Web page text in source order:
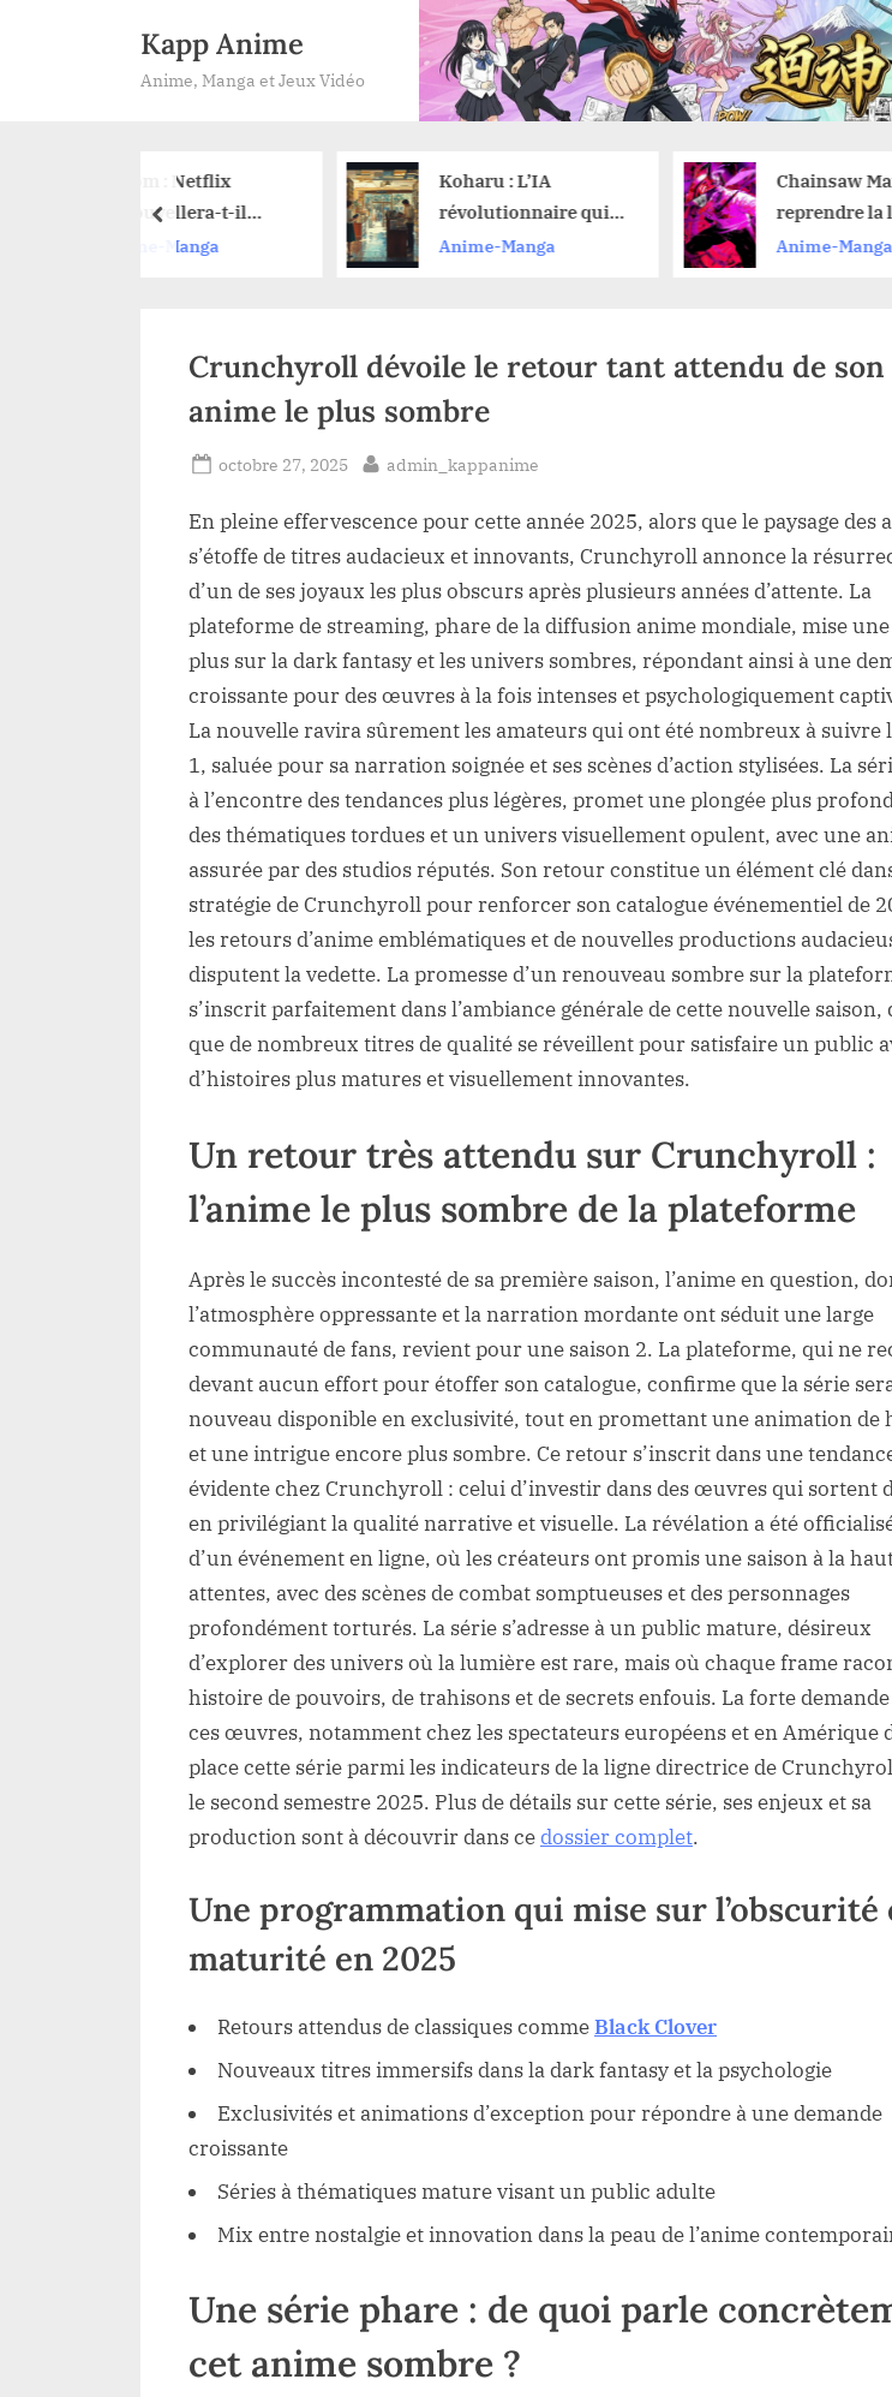
Kapp Anime
Anime, Manga et Jeux Vidéo
Koharu : L’IA
révolutionnaire qui
traduit vos mangas
sans effort
Anime-Manga
Chainsaw Man : où
reprendre la lecture
du manga après avoir
vu le film de l’arc de
Anime-Manga
prev
Crunchyroll dévoile le retour tant attendu de son
anime le plus sombre
Posted
octobre 27, 2025 By
admin_kappanime
En pleine effervescence pour cette année 2025, alors que le paysage des
s’étoffe de titres audacieux et innovants, Crunchyroll annonce la
d’un de ses joyaux les plus obscurs après plusieurs années d’attente. La
plateforme de streaming, phare de la diffusion anime mondiale, mise
plus sur la dark fantasy et les univers sombres, répondant ainsi à une
croissante pour des œuvres à la fois intenses et psychologiquement
La nouvelle ravira sûrement les amateurs qui ont été nombreux à suivre
1, saluée pour sa narration soignée et ses scènes d’action stylisées. La
à l’encontre des tendances plus légères, promet une plongée plus
des thématiques tordues et un univers visuellement opulent, avec une
assurée par des studios réputés. Son retour constitue un élément clé
stratégie de Crunchyroll pour renforcer son catalogue événementiel de
les retours d’anime emblématiques et de nouvelles productions
disputent la vedette. La promesse d’un renouveau sombre sur la
s’inscrit parfaitement dans l’ambiance générale de cette nouvelle saison,
que de nombreux titres de qualité se réveillent pour satisfaire un public
d’histoires plus matures et visuellement innovantes.
Un retour très attendu sur Crunchyroll :
l’anime le plus sombre de la plateforme
Après le succès incontesté de sa première saison, l’anime en question,
l’atmosphère oppressante et la narration mordante ont séduit une large
communauté de fans, revient pour une saison 2. La plateforme, qui ne
devant aucun effort pour étoffer son catalogue, confirme que la série
nouveau disponible en exclusivité, tout en promettant une animation de
et une intrigue encore plus sombre. Ce retour s’inscrit dans une
évidente chez Crunchyroll : celui d’investir dans des œuvres qui sortent
en privilégiant la qualité narrative et visuelle. La révélation a été
d’un événement en ligne, où les créateurs ont promis une saison à la
attentes, avec des scènes de combat somptueuses et des personnages
profondément torturés. La série s’adresse à un public mature, désireux
d’explorer des univers où la lumière est rare, mais où chaque frame
histoire de pouvoirs, de trahisons et de secrets enfouis. La forte
ces œuvres, notamment chez les spectateurs européens et en Amérique
place cette série parmi les indicateurs de la ligne directrice de
le second semestre 2025. Plus de détails sur cette série, ses enjeux et sa
production sont à découvrir dans cedossier complet.
Une programmation qui mise sur l’obscurité
maturité en 2025
Retours attendus de classiques commeBlack Clover
Nouveaux titres immersifs dans la dark fantasy et la psychologie
Exclusivités et animations d’exception pour répondre à une demande
croissante
Séries à thématiques mature visant un public adulte
Mix entre nostalgie et innovation dans la peau de l’anime
Une série phare : de quoi parle
cet anime sombre ?